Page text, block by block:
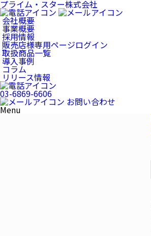
プライム・スター株式会社
会社概要
事業概要
採用情報
販売店様専用ページログイン
取扱商品一覧
導入事例
コラム
リリース情報
03-6869-6606
お問い合わせ
Menu